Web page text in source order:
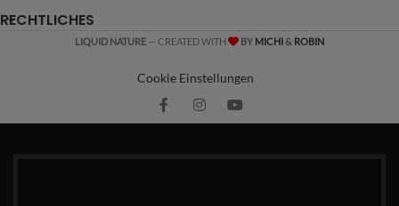
RECHTLICHES
LIQUID NATURE — CREATED WITH BY MICHI& ROBIN
Cookie Einstellungen